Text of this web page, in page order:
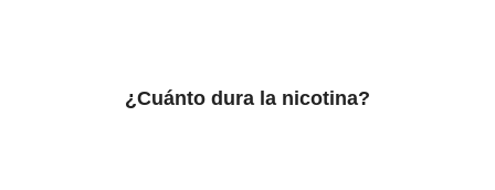
¿Cuánto dura la nicotina?